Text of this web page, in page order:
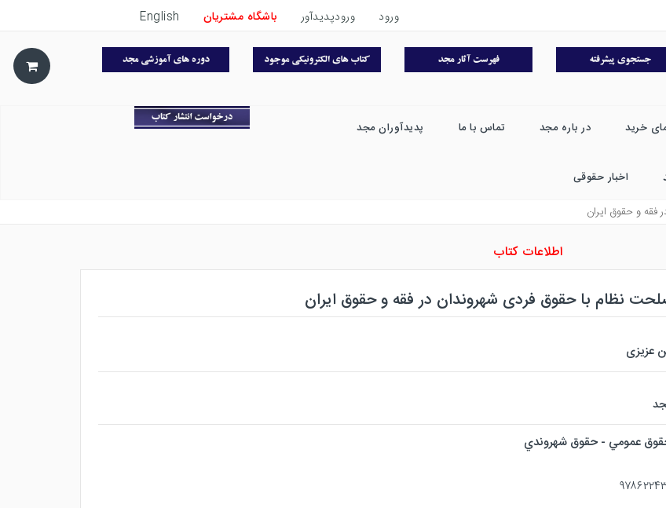
ورود ورودپدیدآور باشگاه مشتریان English
خرید در باره مجد تماس با ما پدیدآوران مجد
اخبار حقوقی
و حقوق ايران
اطلاعات کتاب
نظام با حقوق فردی شهروندان در فقه و حقوق ایران
عزیزی
عمومي - حقوق شهروندي